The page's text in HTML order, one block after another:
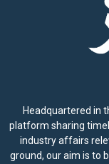
Headquartered in
platform sharing
industry affairs
ground, our aim is to